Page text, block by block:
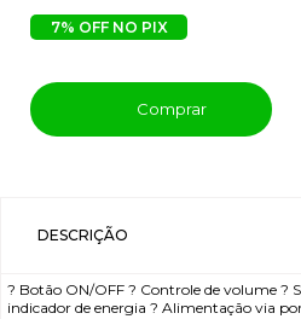
7% OFF NO PIX
Comprar
DESCRIÇÃO
? Botão ON/OFF ? Controle de volume ?
indicador de energia ? Alimentação via